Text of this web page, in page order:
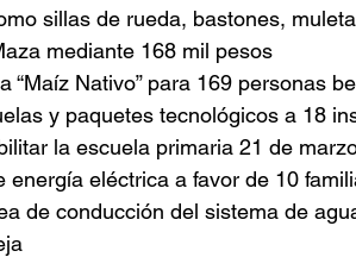
sillas de rueda, bastones,
mediante 168 mil pesos
“Maíz Nativo” para 169 personas
y paquetes tecnológicos a 18
la escuela primaria 21 de
energía eléctrica a favor de 10
de conducción del sistema de